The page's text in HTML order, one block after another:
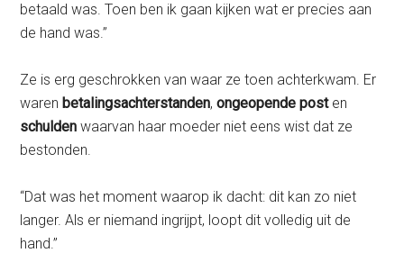
betaald was. Toen ben ik gaan kijken wat er precies aan
de hand was.”
Ze is erg geschrokken van waar ze toen achterkwam. Er
warenbetalingsachterstanden,ongeopende post en
schuldenwaarvan haar moeder niet eens wist dat ze
bestonden.
“Dat was het moment waarop ik dacht: dit kan zo niet
langer. Als er niemand ingrijpt, loopt dit volledig uit de
hand.”